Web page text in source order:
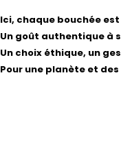
Ici, chaque bouchée
Un goût authentique à
Un choix éthique, un
Pour une planète et